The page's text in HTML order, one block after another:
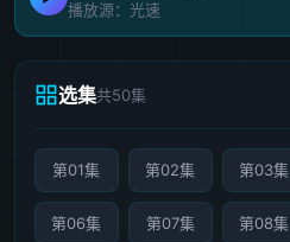
播放源：光速
选集共50集
第01集 第02集 第03集
第06集 第07集 第08集